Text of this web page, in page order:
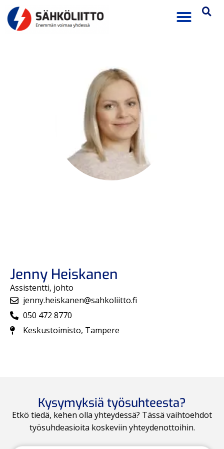
Jenny Heiskanen
Assistentti, johto
jenny.heiskanen@sahkoliitto.fi
050 472 8770
Keskustoimisto, Tampere
Kysymyksiä työsuhteesta?
Etkö tiedä, kehen olla yhteydessä? Tässä vaihtoehdot
työsuhdeasioita koskeviin yhteydenottoihin.